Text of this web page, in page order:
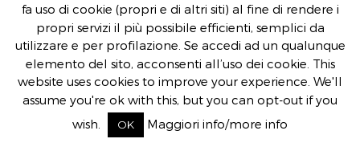
fa uso di cookie (propri e di altri siti) al fine di rendere i
propri servizi il più possibile efficienti, semplici da
utilizzare e per profilazione. Se accedi ad un qualunque
elemento del sito, acconsenti all’uso dei cookie. This
website uses cookies to improve your experience. We'll
assume you're ok with this, but you can opt-out if you
wish.
OK Maggiori info/more info